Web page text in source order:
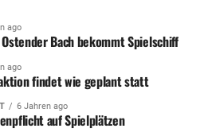
ago
Bach bekommt Spielschiff
ago
findet wie geplant statt
6 Jahren ago
auf Spielplätzen